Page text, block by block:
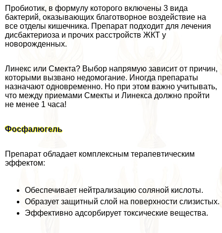
Пробиотик, в формулу которого включены 3 вида
бактерий, оказывающих благотворное воздействие на
все отделы кишечника. Препарат подходит для лечения
дисбактериоза и прочих расстройств ЖКТ у
новорожденных.
Линекс или Смекта? Выбор напрямую зависит от причин,
которыми вызвано недомогание. Иногда препараты
назначают одновременно. Но при этом важно учитывать,
что между приемами Смекты и Линекса должно пройти
не менее 1 часа!
Фосфалюгель
Препарат обладает комплексным терапевтическим
эффектом:
Обеспечивает нейтрализацию соляной кислоты.
Образует защитный слой на поверхности слизистых.
Эффективно адсорбирует токсические вещества.